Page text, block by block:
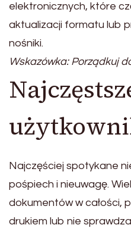
elektronicznych, które
aktualizacji formatu lub
nośniki.
Wskazówka: Porządkuj
Najczęściej spotykane
pośpiech i nieuwagę.
dokumentów w całości,
drukiem lub nie